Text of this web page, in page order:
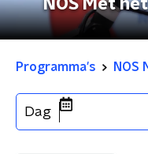
NOS Met
Programma's NOS
Dag